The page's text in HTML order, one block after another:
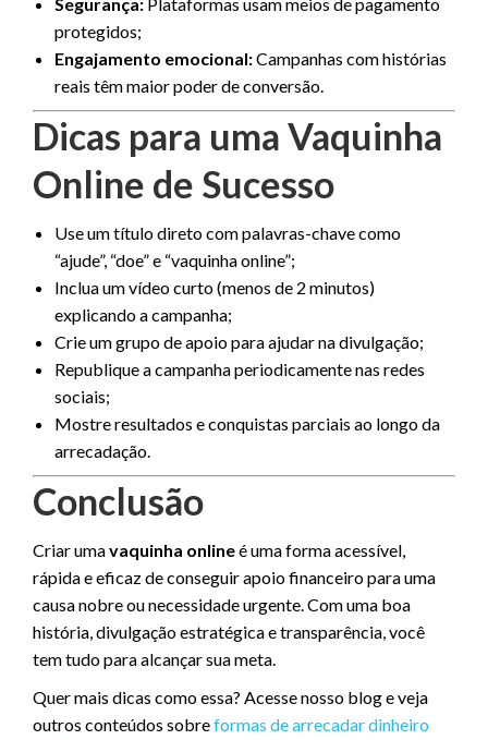
Segurança: Plataformas usam meios de pagamento
protegidos;
Engajamento emocional:Campanhas com histórias
reais têm maior poder de conversão.
Dicas para uma Vaquinha
Online de Sucesso
Use um título direto com palavras-chave como
“ajude”, “doe” e “vaquinha online”;
Inclua um vídeo curto (menos de 2 minutos)
explicando a campanha;
Crie um grupo de apoio para ajudar na divulgação;
Republique a campanha periodicamente nas redes
sociais;
Mostre resultados e conquistas parciais ao longo da
arrecadação.
Conclusão
Criar umavaquinha onlineé uma forma acessível,
rápida e eficaz de conseguir apoio financeiro para uma
causa nobre ou necessidade urgente. Com uma boa
história, divulgação estratégica e transparência, você
tem tudo para alcançar sua meta.
Quer mais dicas como essa? Acesse nosso blog e veja
outros conteúdos sobreformas de arrecadar dinheiro